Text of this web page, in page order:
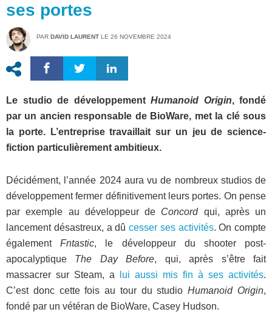
ses portes
PAR DAVID LAURENT LE 26 NOVEMBRE 2024
Le studio de développement Humanoid Origin, fondé
par un ancien responsable de BioWare, met la clé sous
la porte. L’entreprise travaillait sur un jeu de science-
fiction particulièrement ambitieux.
Décidément, l’année 2024 aura vu de nombreux studios de
développement fermer définitivement leurs portes. On pense
par exemple au développeur de Concordqui, après un
lancement désastreux, a dû cesser ses activités. On compte
égalementFntastic, le développeur du shooter post-
apocalyptique The Day Before, qui, après s’être fait
massacrer sur Steam, a
lui aussi mis fin à ses activités.
C’est donc cette fois au tour du studioHumanoid Origin,
fondé par un vétéran de BioWare, Casey Hudson.